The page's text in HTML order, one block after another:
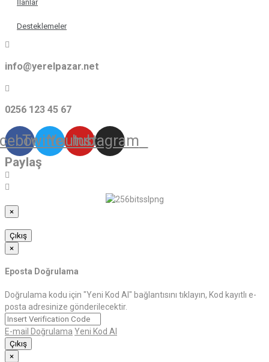
İlanlar
Desteklemeler
info@yerelpazar.net
0256 123 45 67
TwitterYoutube
Instagram
Paylaş
×
Çıkış
×
Eposta Doğrulama
Doğrulama kodu için "Yeni Kod Al" bağlantısını tıklayın, Kod kayıtlı e-
posta adresinize gönderilecektir.
E-mail Doğrulama Yeni Kod Al
Çıkış
×